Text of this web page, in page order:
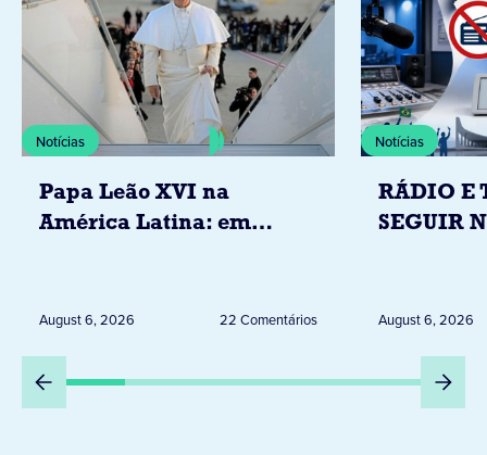
Notícias
Papa Leão XVI na
América Latina: em
Peru
August 6, 2026 22 Comentários
Notícias
RÁDIO E
SEGUIR
DESTA
August 6, 2026